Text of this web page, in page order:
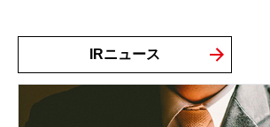
IRニュース